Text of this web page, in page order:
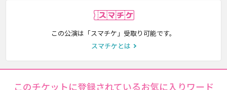
この公演は「スマチケ」受取り可能です。
スマチケとは
このチケットに登録されているお気に入りワード